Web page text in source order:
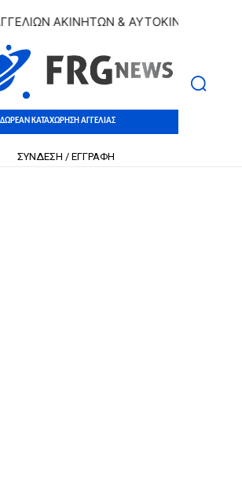
ΑΚΙΝΗΤΩΝ & ΑΥΤΟΚΙΝΗΤΩΝ |
ΔΩΡΕΑΝ ΚΑΤΑΧΩΡΗΣΗ ΑΓΓΕΛΙΑΣ
ΣΥΝΔΕΣΗ / ΕΓΓΡΑΦΗ